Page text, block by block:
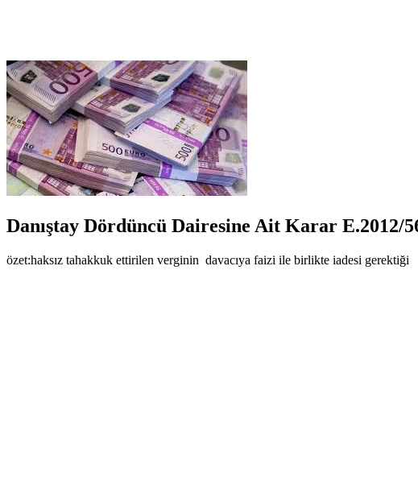
Danıştay Dördüncü Dairesine Ait Karar E.2012/
özet:haksız tahakkuk ettirilen verginin davacıya faizi ile birlikte iadesi gerektiği